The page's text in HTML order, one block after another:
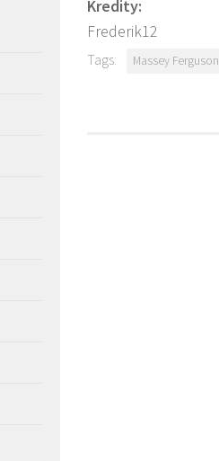
Kredity:
Frederik12
Tags: Massey Ferguson